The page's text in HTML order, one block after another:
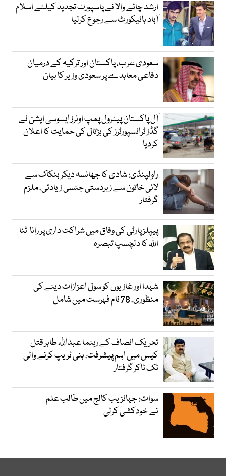
ارشد چائے والا نے پاسپورٹ تجدید کیلئے اسلام
آباد ہائیکورٹ سے رجوع کرلیا
سعودی عرب، پاکستان اور ترکیہ کے درمیان
دفاعی معاہدے پر سعودی وزیر کا بیان
آل پاکستان پیٹرول پمپ اونرز ایسوسی ایشن نے
گڈز ٹرانسپورٹرز کی ہڑتال کی حمایت کا اعلان
کردیا
راولپنڈی: شادی کا جھانسہ دیکر بنکاک سے
لائی خاتون سے زبردستی جنسی زیادتی، ملزم
گرفتار
پیپلز پارٹی کی وفاق میں شراکت داری پر رانا ثنا
اللہ کا دلچسپ تبصرہ
شہدا اور غازیوں کو سول اعزازات دینے کی
منظوری، 78 نام فہرست میں شامل
تحریک انصاف کے رہنما عبداللہ طاہر قتل
کیس میں اہم پیشرفت، ہنی ٹریپ کرنے والی
ٹک ٹاکر گرفتار
سوات: جہانزیب کالج میں طالب علم
نے خودکشی کرلی